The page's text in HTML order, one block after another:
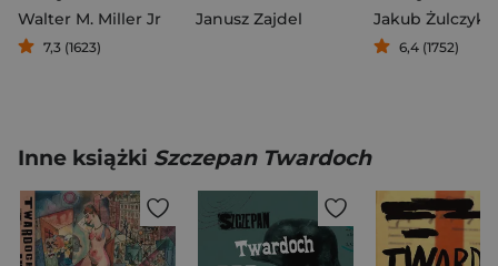
Walter M. Miller Jr
7,3 (1623)
Janusz Zajdel
Jakub Żulczyk
6,4 (1752)
Inne książki Szczepan Twardoch